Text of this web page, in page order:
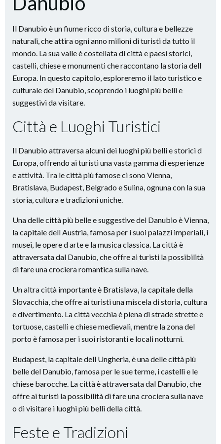
Il Danubio è un fiume ricco di storia, cultura e bellezze
naturali, che attira ogni anno milioni di turisti da tutto il
mondo. La sua valle è costellata di città e paesi storici,
castelli, chiese e monumenti che raccontano la storia dell
Europa. In questo capitolo, esploreremo il lato turistico e
culturale del Danubio, scoprendo i luoghi più belli e
suggestivi da visitare.
Città e Luoghi Turistici
Il Danubio attraversa alcuni dei luoghi più belli e storici d
Europa, offrendo ai turisti una vasta gamma di esperienze
e attività. Tra le città più famose ci sono Vienna,
Bratislava, Budapest, Belgrado e Sulina, ognuna con la sua
storia, cultura e tradizioni uniche.
Una delle città più belle e suggestive del Danubio è Vienna,
la capitale dell Austria, famosa per i suoi palazzi imperiali, i
musei, le opere d arte e la musica classica. La città è
attraversata dal Danubio, che offre ai turisti la possibilità
di fare una crociera romantica sulla nave.
Un altra città importante è Bratislava, la capitale della
Slovacchia, che offre ai turisti una miscela di storia, cultura
e divertimento. La città vecchia è piena di strade strette e
tortuose, castelli e chiese medievali, mentre la zona del
porto è famosa per i suoi ristoranti e locali notturni.
Budapest, la capitale dell Ungheria, è una delle città più
belle del Danubio, famosa per le sue terme, i castelli e le
chiese barocche. La città è attraversata dal Danubio, che
offre ai turisti la possibilità di fare una crociera sulla nave
o di visitare i luoghi più belli della città.
Feste e Tradizioni